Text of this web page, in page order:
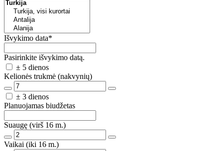
Išvykimo data*
Pasirinkite išvykimo datą.
± 5 dienos
Kelionės trukmė (nakvynių)
± 3 dienos
Planuojamas biudžetas
Suaugę (virš 16 m.)
Vaikai (iki 16 m.)